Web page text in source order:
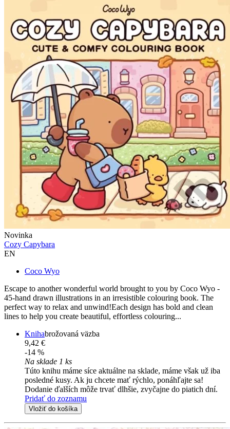
Novinka
Cozy Capybara
EN
Coco Wyo
Escape to another wonderful world brought to you by Coco Wyo -
45-hand drawn illustrations in an irresistible colouring book. The
perfect way to relax and unwind!Each design has bold and clean
lines to help you create beautiful, effortless colouring...
Knihabrožovaná väzba
9,42 €
-14 %
Na sklade 1 ks
Túto knihu máme síce aktuálne na sklade, máme však už iba
posledné kusy. Ak ju chcete mať rýchlo, ponáhľajte sa!
Dodanie ďalších môže trvať dlhšie, zvyčajne do piatich dní.
Pridať do zoznamu
Vložiť do košíka